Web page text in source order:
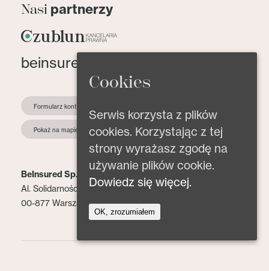
Nasi partnerzy
beinsured@beinsured.pl
Formularz kontaktowy
Pokaż na mapie
BeInsured Sp. z o.o.
Al. Solidarności 153 lok. 2
00-877 Warszawa
Cookies
Serwis korzysta z plików
cookies. Korzystając z tej
strony wyrażasz zgodę na
używanie plików cookie.
Dowiedz się więcej.
OK, zrozumiałem